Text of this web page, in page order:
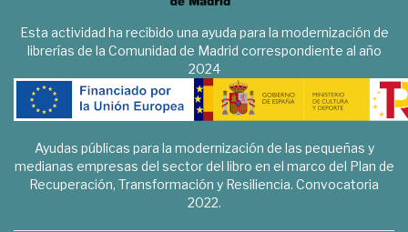
Esta actividad ha recibido una ayuda para la modernización de
librerías de la Comunidad de Madrid correspondiente al año
2024
Ayudas públicas para la modernización de las pequeñas y
medianas empresas del sector del libro en el marco del Plan de
Recuperación, Transformación y Resiliencia. Convocatoria
2022.